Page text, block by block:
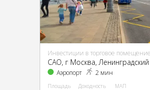
Инвестиции в торговое помещение
CАО, г Москва,
Аэропорт 2 мин
Площадь Доходность МАП